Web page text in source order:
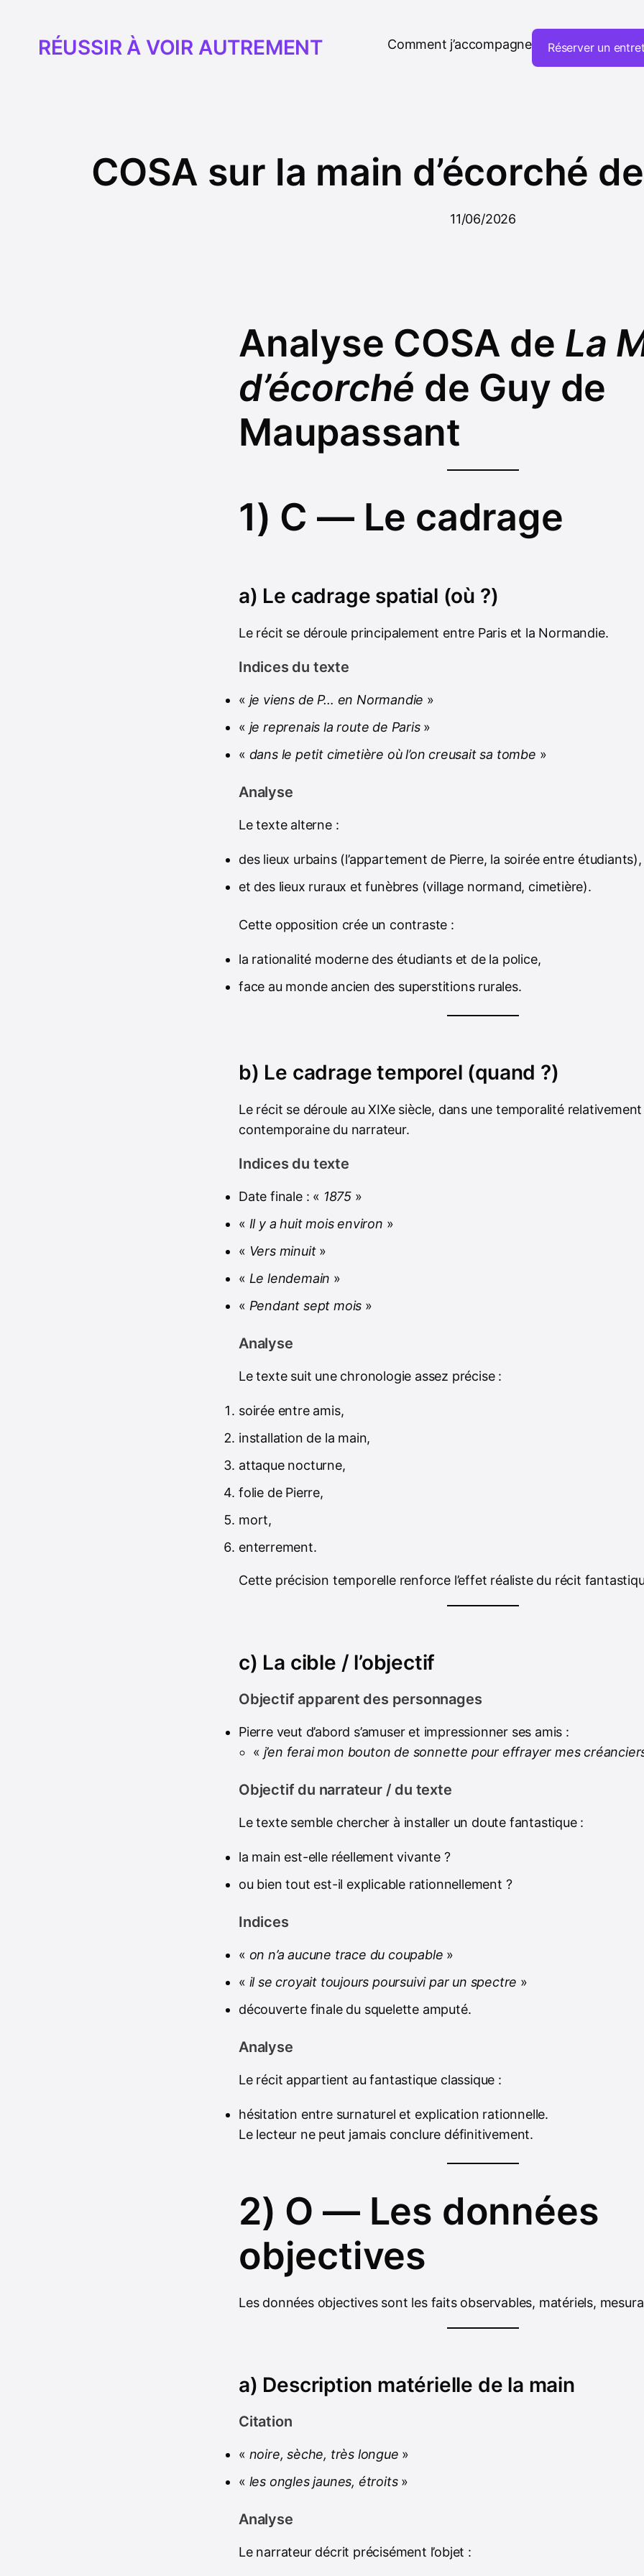
RÉUSSIR À VOIR AUTREMENT Comment j’accompagne Réserver un
COSA sur la main d’écorché
11/06/2026
Analyse COSA de La
d’écorché de Guy de
Maupassant
1) C — Le cadrage
a) Le cadrage spatial (où ?)
Le récit se déroule principalement entre Paris et la Normandie.
Indices du texte
« je viens de P… en Normandie »
« je reprenais la route de Paris»
« dans le petit cimetière où l’on creusait sa tombe »
Analyse
Le texte alterne :
des lieux urbains (l’appartement de Pierre, la soirée entre étudiants),
et des lieux ruraux et funèbres (village normand, cimetière).
Cette opposition crée un contraste :
la rationalité moderne des étudiants et de la police,
face au monde ancien des superstitions rurales.
b) Le cadrage temporel (quand ?)
Le récit se déroule au XIXe siècle, dans une temporalité relativement
contemporaine du narrateur.
Indices du texte
Date finale : « 1875 »
« Il y a huit mois environ »
« Vers minuit»
« Le lendemain »
« Pendant sept mois »
Analyse
Le texte suit une chronologie assez précise :
soirée entre amis,
installation de la main,
attaque nocturne,
folie de Pierre,
mort,
enterrement.
Cette précision temporelle renforce l’effet réaliste du récit
c) La cible / l’objectif
Objectif apparent des personnages
Pierre veut d’abord s’amuser et impressionner ses amis :
« j’en ferai mon bouton de sonnette pour effrayer mes
Objectif du narrateur / du texte
Le texte semble chercher à installer un doute fantastique :
la main est-elle réellement vivante ?
ou bien tout est-il explicable rationnellement ?
Indices
« on n’a aucune trace du coupable »
« il se croyait toujours poursuivi par un spectre »
découverte finale du squelette amputé.
Analyse
Le récit appartient au fantastique classique :
hésitation entre surnaturel et explication rationnelle.
Le lecteur ne peut jamais conclure définitivement.
2) O — Les données
objectives
Les données objectives sont les faits observables, matériels,
a) Description matérielle de la main
Citation
« noire, sèche, très longue »
« les ongles jaunes, étroits»
Analyse
Le narrateur décrit précisément l’objet :